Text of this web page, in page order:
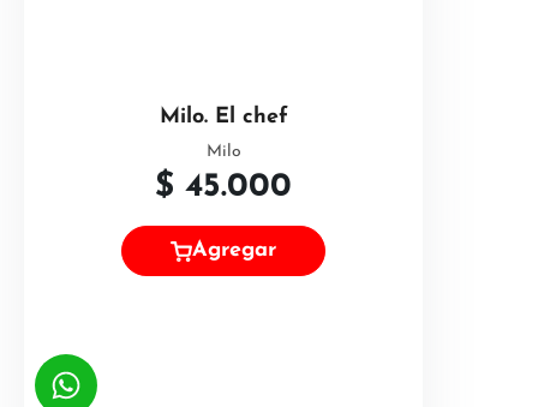
Milo. El chef
Milo
$ 45.000
Agregar